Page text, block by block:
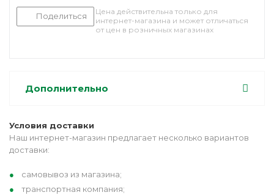
Поделиться
Цена действительна только для
интернет-магазина и может отличаться
от цен в розничных магазинах
Дополнительно
Условия доставки
Наш интернет-магазин предлагает несколько вариантов
доставки:
самовывоз из магазина;
транспортная компания;